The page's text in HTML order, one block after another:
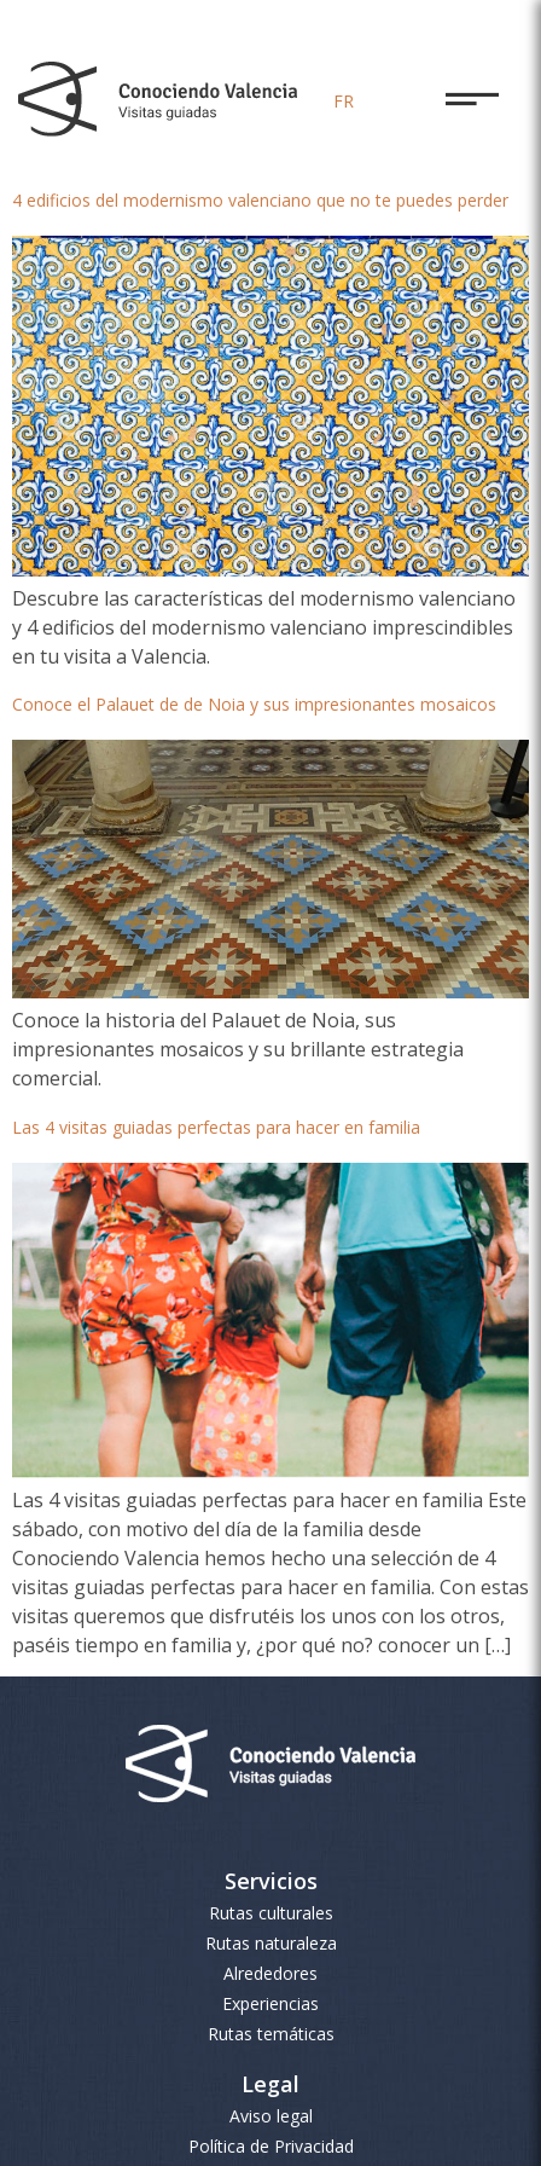
FR
4 edificios del modernismo valenciano que no te puedes perder
Descubre las características del modernismo valenciano
y 4 edificios del modernismo valenciano imprescindibles
en tu visita a Valencia.
Conoce el Palauet de de Noia y sus impresionantes mosaicos
Conoce la historia del Palauet de Noia, sus
impresionantes mosaicos y su brillante estrategia
comercial.
Las 4 visitas guiadas perfectas para hacer en familia
Las 4 visitas guiadas perfectas para hacer en familia Este
sábado, con motivo del día de la familia desde
Conociendo Valencia hemos hecho una selección de 4
visitas guiadas perfectas para hacer en familia. Con estas
visitas queremos que disfrutéis los unos con los otros,
paséis tiempo en familia y, ¿por qué no? conocer un […]
Servicios
Rutas culturales
Rutas naturaleza
Alrededores
Experiencias
Rutas temáticas
Legal
Aviso legal
Política de Privacidad